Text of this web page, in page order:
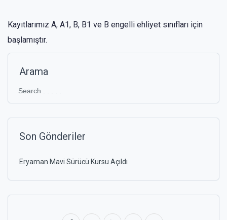
Kayıtlarımız A, A1, B, B1 ve B engelli ehliyet sınıfları için
başlamıştır.
Arama
Son Gönderiler
Eryaman Mavi Sürücü Kursu Açıldı